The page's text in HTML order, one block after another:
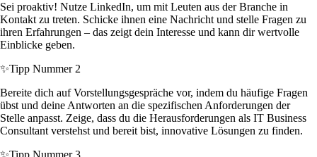
Sei proaktiv! Nutze LinkedIn, um mit Leuten aus der Branche in
Kontakt zu treten. Schicke ihnen eine Nachricht und stelle Fragen zu
ihren Erfahrungen – das zeigt dein Interesse und kann dir wertvolle
Einblicke geben.
✨Tipp Nummer 2
Bereite dich auf Vorstellungsgespräche vor, indem du häufige Fragen
übst und deine Antworten an die spezifischen Anforderungen der
Stelle anpasst. Zeige, dass du die Herausforderungen als IT Business
Consultant verstehst und bereit bist, innovative Lösungen zu finden.